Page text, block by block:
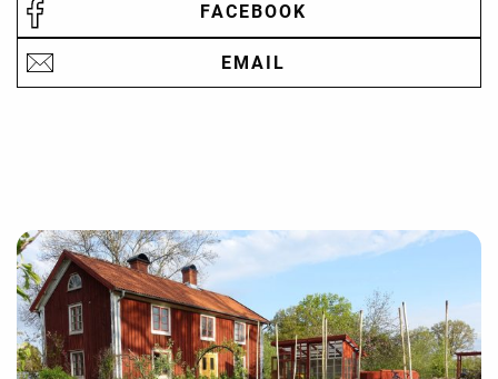
FACEBOOK
EMAIL